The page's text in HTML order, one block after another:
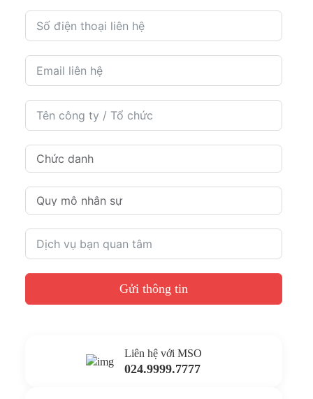
Gửi thông tin
Liên hệ với MSO
024.9999.7777